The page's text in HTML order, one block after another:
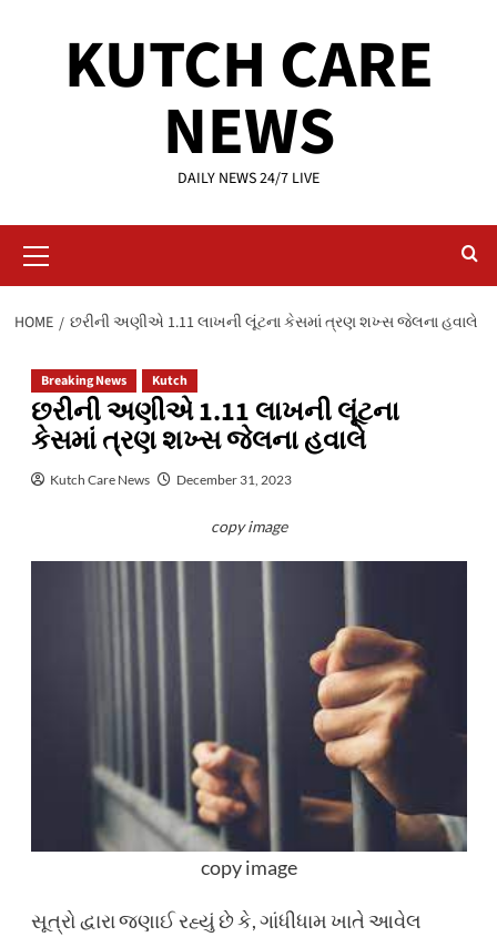
KUTCH CARE
NEWS
DAILY NEWS 24/7 LIVE
Menu
HOME છરીની અણીએ 1.11 લાખની લૂંટના કેસમાં ત્રણ શખ્સ જેલના હવાલે
Breaking News Kutch
છરીની અણીએ 1.11 લાખની લૂંટના
કેસમાં ત્રણ શખ્સ જેલના હવાલે
Kutch Care News December 31, 2023
copy image
copy image
સૂત્રો દ્વારા જણાઈ રહ્યું છે કે, ગાંધીધામ ખાતે આવેલ